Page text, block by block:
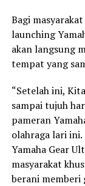
Bagi
launching
akan langsung
tempat yang
“Setelah ini,
sampai tujuh
pameran
olahraga lari ini.
Yamaha Gear
masyarakat
berani memberi